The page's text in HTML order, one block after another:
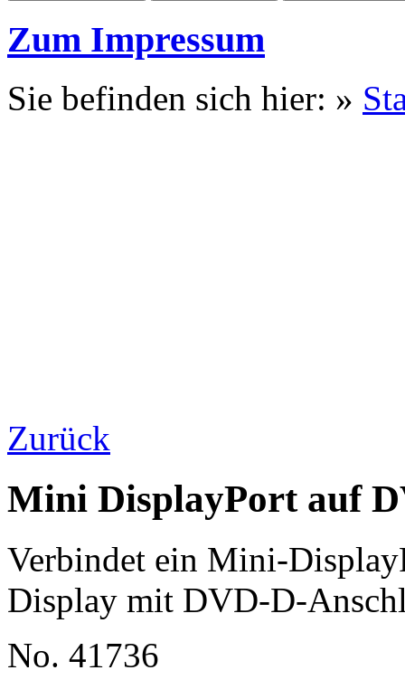
Zum Impressum
Sie befinden sich hier: »
Zurück
Mini DisplayPort auf
Verbindet ein Mini-
Display mit DVD-D-
No. 41736